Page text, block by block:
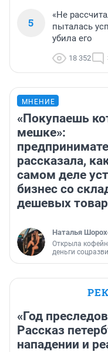
5
«Не
пыталась
убила его
18 352
МНЕНИЕ
«Покупаешь
мешке»:
рассказала,
самом деле
бизнес со
дешевых
Наталья
Открыла
деньги
«Год
Рассказ
нападении и